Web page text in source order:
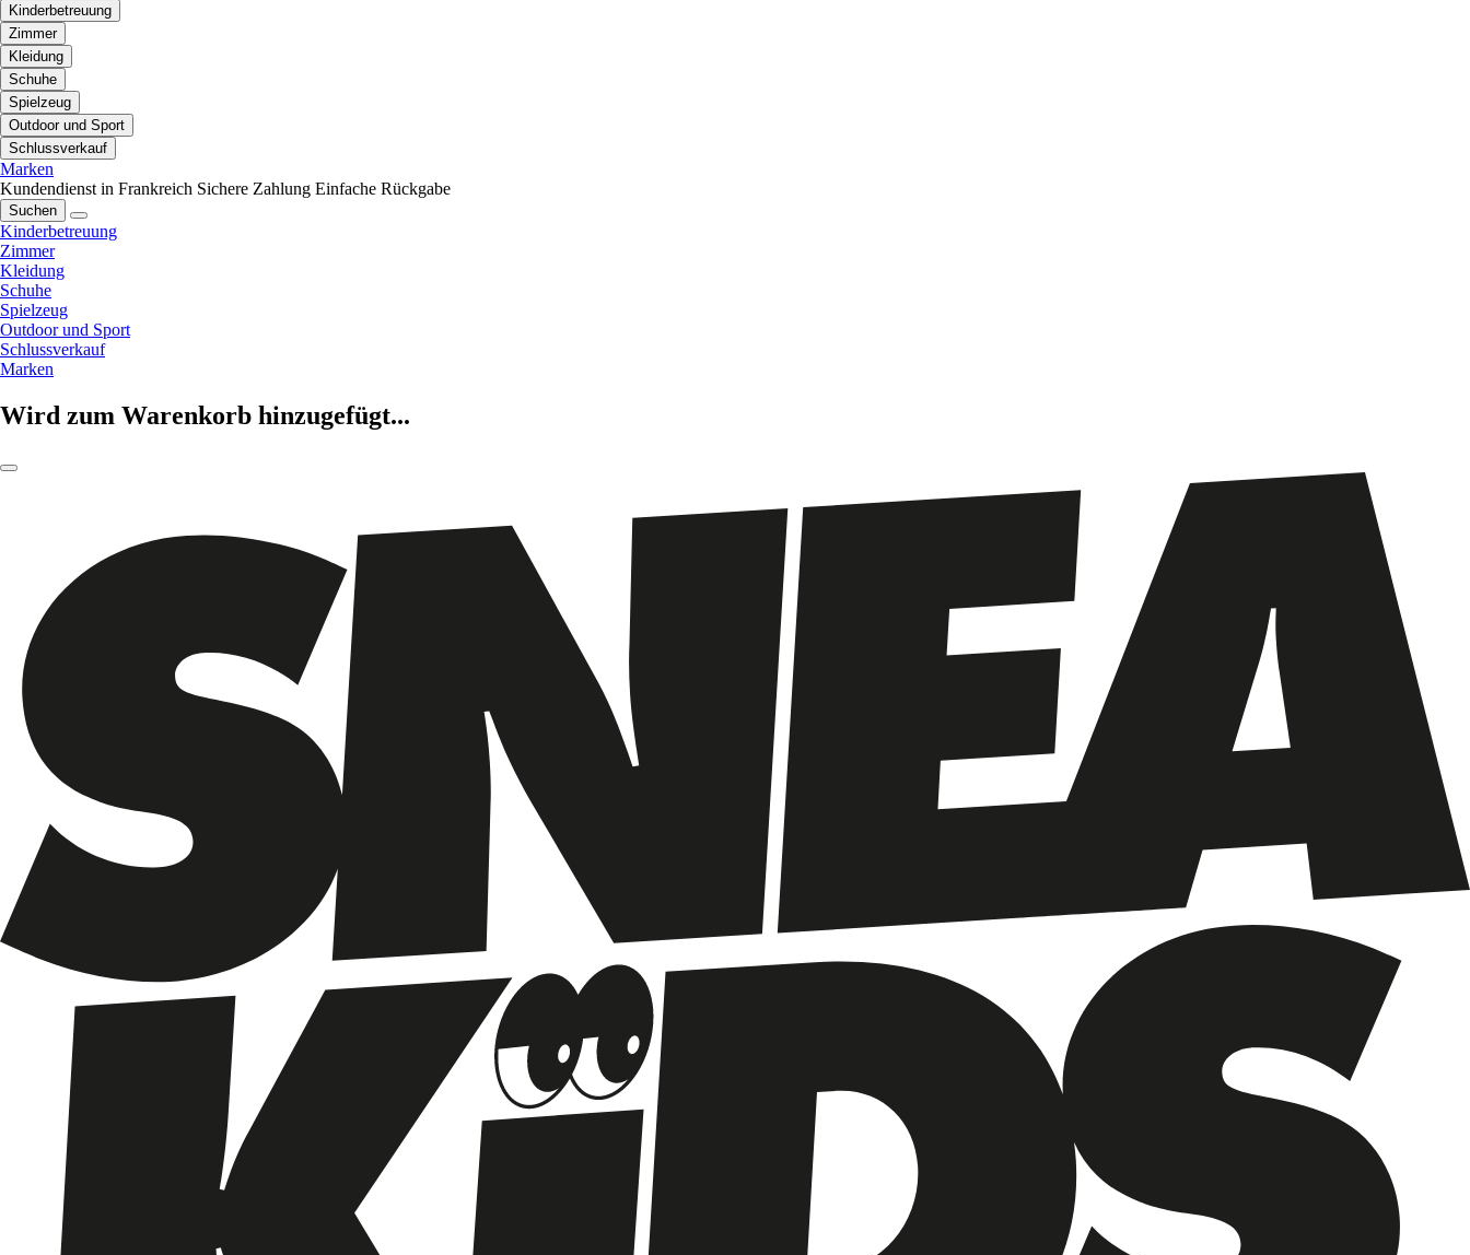
Kinderbetreuung
Zimmer
Kleidung
Schuhe
Spielzeug
Outdoor und Sport
Schlussverkauf
Marken
Kundendienst in Frankreich Sichere Zahlung Einfache Rückgabe
Suchen
Kinderbetreuung
Zimmer
Kleidung
Schuhe
Spielzeug
Outdoor und Sport
Schlussverkauf
Marken
Wird zum Warenkorb hinzugefügt...